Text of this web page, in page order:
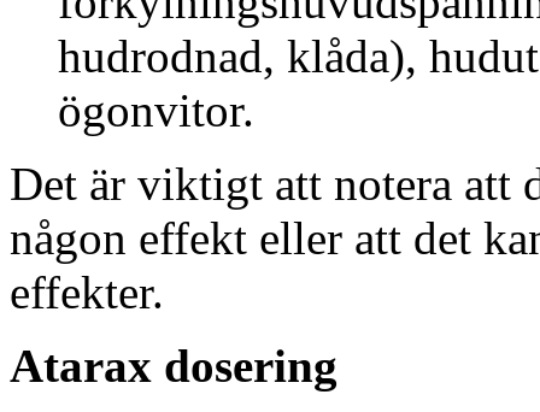
hudrodnad, klåda),
ögonvitor.
Det är viktigt att notera att
någon effekt eller att det
effekter.
Atarax dosering